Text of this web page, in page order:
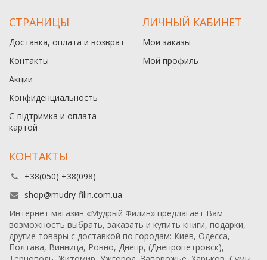
СТРАНИЦЫ
Доставка, оплата и возврат
Контакты
Акции
Конфиденциальность
Є-підтримка и оплата
картой
ЛИЧНЫЙ КАБИНЕТ
Мои заказы
Мой профиль
КОНТАКТЫ
+38(050) +38(098)
shop@mudry-filin.com.ua
Интернет магазин «Мудрый Филин» предлагает Вам
возможность выбрать, заказать и купить книги, подарки,
другие товары с доставкой по городам: Киев, Одесса,
Полтава, Винница, Ровно, Днепр, (Днепропетровск),